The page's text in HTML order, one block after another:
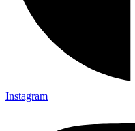
Instagram